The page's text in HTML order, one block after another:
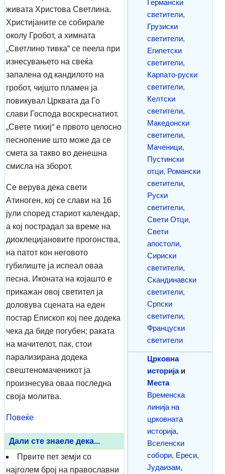
живата Христова Светлина.
Христијаните се собирале
околу Гробот, а химната
„Светлино тивка“ се пеела при
изнесувањето на свеќа
запалена од кандилото на
гробот, чијшто пламен ја
повикувал Црквата да Го
слави Господа воскреснатиот.
„Свете тихиј“ е првото целосно
песнопение што може да се
смета за такво во денешна
смисла на зборот.
Се верува дека свети
Атиноген, кој се слави на 16
јули според стариот календар,
а кој пострадал за време на
диоклецијановите прогонства,
на патот кон неговото
губилиште ја испеал оваа
песна. Иконата на којашто е
прикажан овој светител ја
доловува сцената на еден
постар Епископ кој пее додека
чека да биде погубен; раката
на мачителот, пак, стои
парализирана додека
свештеномаченикот ја
произнесува оваа последна
своја молитва.
Повеќе
Дали сте знаеле дека...
Првите пет земји со
најголем број на православни
светители,
Грузиски
светители,
Египетски
светители,
Карпато-руски
светители,
Келтски
светители,
Македонски
светители,
Маченици,
Пустински
отци, Романски
светители,
Руски
светители,
Свети Отци,
Свети
апостоли,
Сириски
светители,
Скандинавски
светители,
Српски
светители,
Француски
светители
Црковна
историјаи
Места
Временска
линија на
црковната
историја,
Вселенски
собори, Ереси,
Јудаизам,